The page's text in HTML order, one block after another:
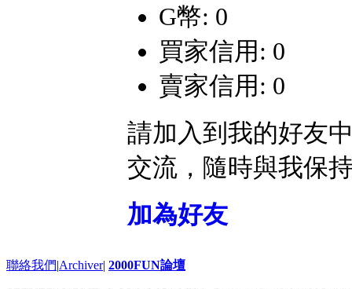
G幣: 0
買家信用: 0
賣家信用: 0
請加入到我的好友
交流，隨時與我保
加為好友
聯絡我們|Archiver| 2000FUN論壇